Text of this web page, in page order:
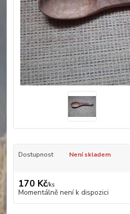
Dostupnost Není skladem
170 Kč/ks
Momentálně není k dispozici